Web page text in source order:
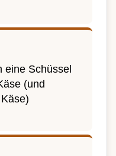
eine Schüssel
(und